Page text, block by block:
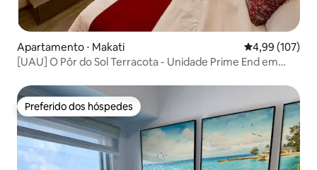
Apartamento ⋅ Makati 4,99 de uma
4,99 (107)
[UAU] O Pôr do Sol Terracota - Unidade Prime End em
Preferido dos hóspedes
Preferido dos hóspedes